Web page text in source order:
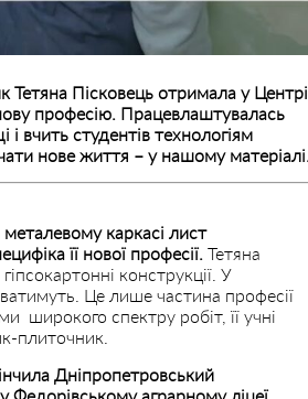
Тетяна Пісковець отримала у Центрі
професію. Працевлаштувалась
вчить студентів технологіям
нове життя – у нашому матеріалі.
каркасі лист
її нової професії. Тетяна
конструкції. У
Це лише частина професії
широкого спектру робіт, її учні
плиточник.
Дніпропетровський